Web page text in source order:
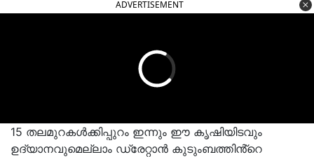
ADVERTISEMENT
15 തലമുറകൾക്കിപ്പുറം ഇന്നും ഈ കൃഷിയിടവും
ഉദ്യാനവുമെല്ലാം ഡ്രേറ്റാൻ കുടുംബത്തിൻ്റെ